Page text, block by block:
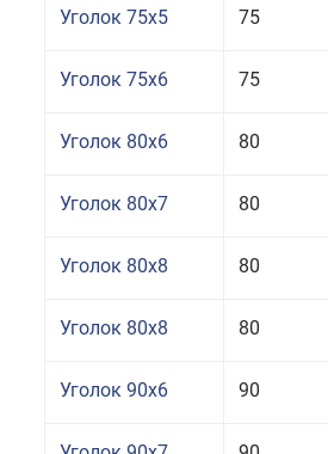
Уголок 75x5 75
Уголок 75x6 75
Уголок 80x6 80
Уголок 80x7 80
Уголок 80x8 80
Уголок 80x8 80
Уголок 90x6 90